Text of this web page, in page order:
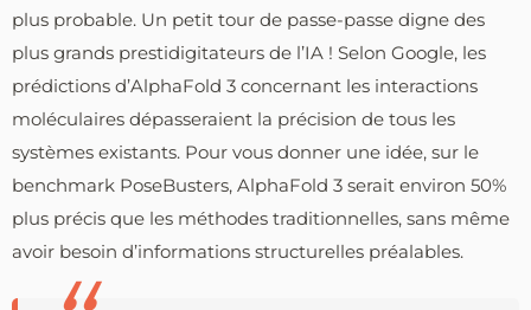
plus probable. Un petit tour de passe-passe digne des
plus grands prestidigitateurs de l’IA ! Selon Google, les
prédictions d’AlphaFold 3 concernant les interactions
moléculaires dépasseraient la précision de tous les
systèmes existants. Pour vous donner une idée, sur le
benchmark PoseBusters, AlphaFold 3 serait environ 50%
plus précis que les méthodes traditionnelles, sans même
avoir besoin d’informations structurelles préalables.